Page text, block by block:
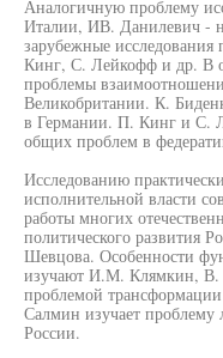
Аналогичную проблему
Италии, ИВ. Данилевич -
зарубежные
Кинг, С. Лейкофф и др. В
проблемы
Великобритании. К.
в Германии. П. Кинг и С.
общих проблем в
Исследованию
исполнительной власти
работы многих
политического развития
Шевцова. Особенности
изучают И.М. Клямкин, В.
проблемой
Салмин изучает проблему
России.